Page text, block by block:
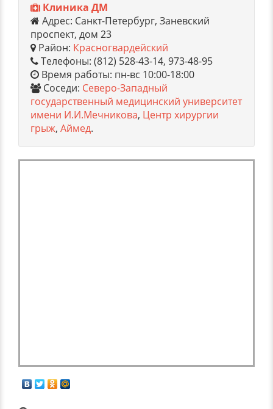
Клиника ДМ
Адрес: Санкт-Петербург, Заневский
проспект, дом 23
Район: Красногвардейский
Телефоны: (812) 528-43-14, 973-48-95
Время работы: пн-вс 10:00-18:00
Соседи: Северо-Западный
государственный медицинский университет
имени И.И.Мечникова, Центр хирургии
грыж, Аймед.